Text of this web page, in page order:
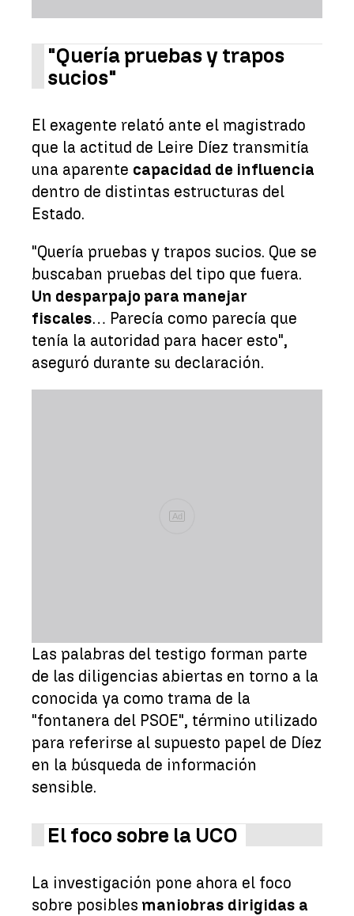
"Quería pruebas y trapos
sucios"
El exagente relató ante el magistrado
que la actitud de Leire Díez transmitía
una aparente capacidad de influencia
dentro de distintas estructuras del
Estado.
"Quería pruebas y trapos sucios. Que se
buscaban pruebas del tipo que fuera.
Un desparpajo para manejar
fiscales… Parecía como parecía que
tenía la autoridad para hacer esto",
aseguró durante su declaración.
Ad
Las palabras del testigo forman parte
de las diligencias abiertas en torno a la
conocida ya como trama de la
"fontanera del PSOE", término utilizado
para referirse al supuesto papel de Díez
en la búsqueda de información
sensible.
El foco sobre la UCO
La investigación pone ahora el foco
sobre posibles maniobras dirigidas a